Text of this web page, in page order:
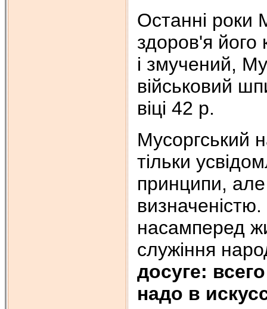
Останні роки
здоров'я його
і змучений,
військовий
віці 42 р.
Мусоргський
тільки
принципи,
насамперед
служіння
досуге:
надо в